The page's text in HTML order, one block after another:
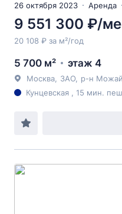
26 октября 2023 Аренда
9 551 300 ₽/
20 108 ₽ за м²/год
5 700 м² этаж 4
Москва ЗАО р-н
Кунцевская , 15 мин.